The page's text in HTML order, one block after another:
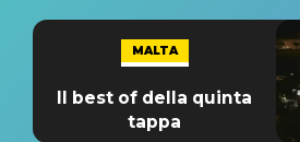
MALTA
Il best of della quinta
tappa